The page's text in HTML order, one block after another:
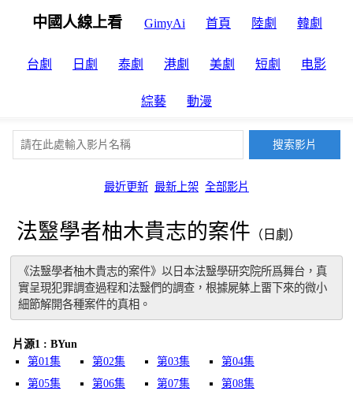
中國人線上看 GimyAi 首頁 陸劇 韓劇
台劇 日劇 泰劇 港劇 美劇 短劇 电影
綜藝 動漫
最近更新 最新上架 全部影片
法毉學者柚木貴志的案件 （日劇）
《法毉學者柚木貴志的案件》以日本法毉學研究院所爲舞台，真
實呈現犯罪調查過程和法毉們的調查，根據屍躰上畱下來的微小
細節解開各種案件的真相。
片源1 : BYun
第01集
第02集 第03集
第04集
第05集
第06集 第07集
第08集